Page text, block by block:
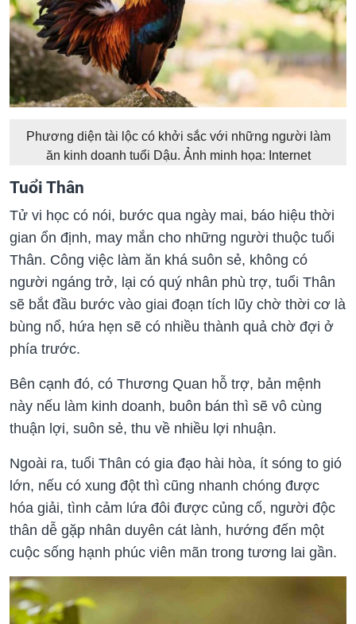
Phương diện tài lộc có khởi sắc với những người làm
ăn kinh doanh tuổi Dậu. Ảnh minh họa: Internet
Tuổi Thân
Tử vi học có nói, bước qua ngày mai, báo hiệu thời
gian ổn định, may mắn cho những người thuộc tuổi
Thân. Công việc làm ăn khá suôn sẻ, không có
người ngáng trở, lại có quý nhân phù trợ, tuổi Thân
sẽ bắt đầu bước vào giai đoạn tích lũy chờ thời cơ là
bùng nổ, hứa hẹn sẽ có nhiều thành quả chờ đợi ở
phía trước.
Bên cạnh đó, có Thương Quan hỗ trợ, bản mệnh
này nếu làm kinh doanh, buôn bán thì sẽ vô cùng
thuận lợi, suôn sẻ, thu về nhiều lợi nhuận.
Ngoài ra, tuổi Thân có gia đạo hài hòa, ít sóng to gió
lớn, nếu có xung đột thì cũng nhanh chóng được
hóa giải, tình cảm lứa đôi được củng cố, người độc
thân dễ gặp nhân duyên cát lành, hướng đến một
cuộc sống hạnh phúc viên mãn trong tương lai gần.